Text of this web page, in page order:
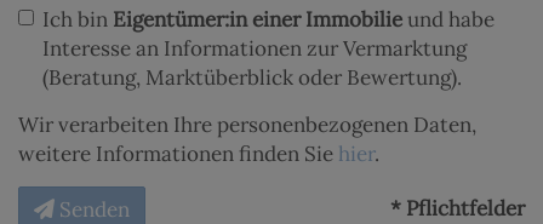
Ich bin Eigentümer:in einer Immobilie und habe
Interesse an Informationen zur Vermarktung
(Beratung, Marktüberblick oder Bewertung).
Wir verarbeiten Ihre personenbezogenen Daten,
weitere Informationen finden Sie hier.
Senden * Pflichtfelder